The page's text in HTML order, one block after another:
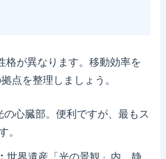
格が異なります。移動効率を
点を整理しましょう。
の心臓部。便利ですが、最もス
。